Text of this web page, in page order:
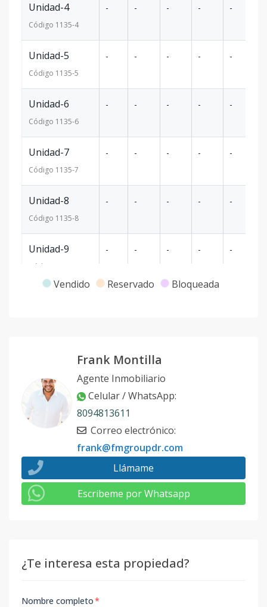
Unidad-4
Código 1135-4
- - - - -
Unidad-5
Código 1135-5
- - - - -
Unidad-6
Código 1135-6
- - - - -
Unidad-7
Código 1135-7
- - - - -
Unidad-8
Código 1135-8
- - - - -
Unidad-9
Código
- - - - -
-11
Unidad-12
Código 1135 -12
- - -
Código1135-13
-
Modelo 13
Código1135-1
- - -
Vendido Reservado Bloqueada
Frank Montilla
Agente Inmobiliario
Celular / WhatsApp:
8094813611
Correo electrónico:
frank@fmgroupdr.com
Llámame
Escribeme por Whatsapp
¿Te interesa esta propiedad?
Nombre completo*